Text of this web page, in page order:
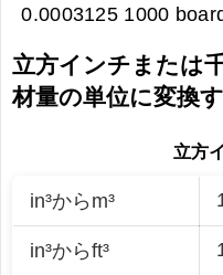
0.0003125 1000
立方インチまたは
材量の単位に変換
立方
in³からm³
in³からft³